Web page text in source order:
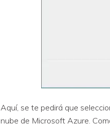
Aquí, se te pedirá que
nube de Microsoft Azure.